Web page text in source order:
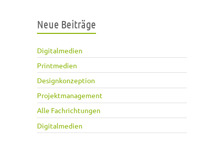
Neue Beiträge
Digitalmedien
Printmedien
Designkonzeption
Projektmanagement
Alle Fachrichtungen
Digitalmedien